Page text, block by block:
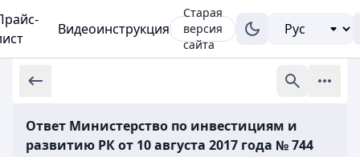
Видеоинструкция
Старая
версия
сайта
Ответ Министерство по инвестициям и
развитию РК от 10 августа 2017 года № 744